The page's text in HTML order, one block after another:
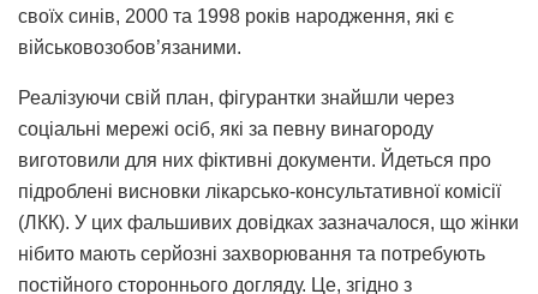
своїх синів, 2000 та 1998 років народження, які є
військовозобов’язаними.
Реалізуючи свій план, фігурантки знайшли через
соціальні мережі осіб, які за певну винагороду
виготовили для них фіктивні документи. Йдеться про
підроблені висновки лікарсько-консультативної комісії
(ЛКК). У цих фальшивих довідках зазначалося, що жінки
нібито мають серйозні захворювання та потребують
постійного стороннього догляду. Це, згідно з